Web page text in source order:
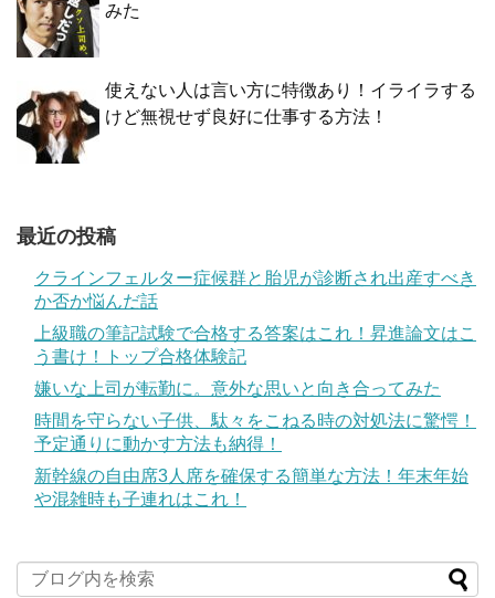
みた
使えない人は言い方に特徴あり！イライラする
けど無視せず良好に仕事する方法！
最近の投稿
クラインフェルター症候群と胎児が診断され出産すべき
か否か悩んだ話
上級職の筆記試験で合格する答案はこれ！昇進論文はこ
う書け！トップ合格体験記
嫌いな上司が転勤に。意外な思いと向き合ってみた
時間を守らない子供、駄々をこねる時の対処法に驚愕！
予定通りに動かす方法も納得！
新幹線の自由席3人席を確保する簡単な方法！年末年始
や混雑時も子連れはこれ！